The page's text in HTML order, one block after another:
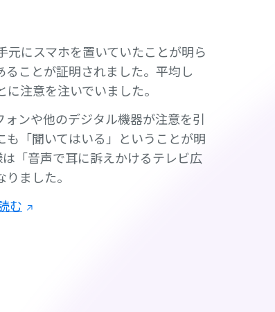
にスマホを置いていたことが明ら
ことが証明されました。平均し
注意を注いでいました。
ンや他のデジタル機器が注意を引
「聞いてはいる」ということが明
「音声で耳に訴えかけるテレビ広
ました。
む